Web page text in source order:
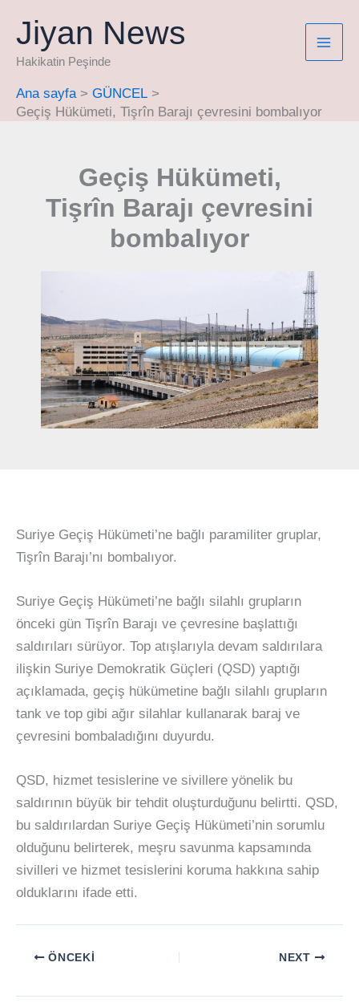
Jiyan News
Hakikatin Peşinde
Ana sayfa
GÜNCEL
Geçiş Hükümeti, Tişrîn Barajı çevresini bombalıyor
Geçiş Hükümeti,
Tişrîn Barajı çevresini
bombalıyor
Suriye Geçiş Hükümeti’ne bağlı paramiliter gruplar,
Tişrîn Barajı’nı bombalıyor.
Suriye Geçiş Hükümeti’ne bağlı silahlı grupların
önceki gün Tişrîn Barajı ve çevresine başlattığı
saldırıları sürüyor. Top atışlarıyla devam saldırılara
ilişkin Suriye Demokratik Güçleri (QSD) yaptığı
açıklamada, geçiş hükümetine bağlı silahlı grupların
tank ve top gibi ağır silahlar kullanarak baraj ve
çevresini bombaladığını duyurdu.
QSD, hizmet tesislerine ve sivillere yönelik bu
saldırının büyük bir tehdit oluşturduğunu belirtti. QSD,
bu saldırılardan Suriye Geçiş Hükümeti’nin sorumlu
olduğunu belirterek, meşru savunma kapsamında
sivilleri ve hizmet tesislerini koruma hakkına sahip
olduklarını ifade etti.
ÖNCEKI NEXT